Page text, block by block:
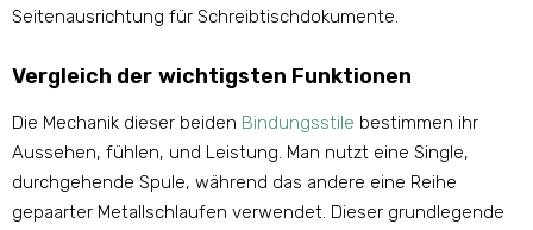
Seitenausrichtung für Schreibtischdokumente.
Vergleich der wichtigsten Funktionen
Die Mechanik dieser beiden Bindungsstile bestimmen ihr
Aussehen, fühlen, und Leistung. Man nutzt eine Single,
durchgehende Spule, während das andere eine Reihe
gepaarter Metallschlaufen verwendet. Dieser grundlegende